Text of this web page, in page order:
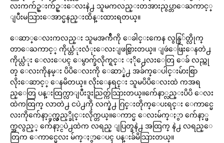
လးကက်ဥ္းက်ဥ္းေလးနဲ႕ သူမကလည္းတအားညွပ္တာေႀကာင့္
ျပီးမသြားေအာင္မနည္းထိန္းထားရတယ္။
ေဆာ္ေလးကလည္း သူမအက်ီကို ေခါင္းကေန လွန္ခြ်တ္လိုက္
တာေႀကာင့္ ကိုယ္တံုးလံုးေလးျဖစ္သြားတယ္။ ျဖဴေဖြးေနတဲ႕
ကိုယ္လံုး ေလးေပၚ ေမွာက္ခ်လိုက္ရင္း ႏို႕ေလးေတြ ေခ် လည္ကု
တ္ ေလးကိုနမ္း ပိပိေလးကို ေဆာ္နဲ႕ အခ်က္ေပါင္းမ်ားစြာ
လိုးေဆာင့္ ေနမိတယ္။ လိုးေနရင္း သူမပိပိေလးထဲ ကအရ
ည္ေတြ ပန္းထြက္လာျပီးဒူးညြတ္က်သြားတယ္။က်ေနာ္လည္းပိပိ ေလး
ထဲကထြက္ လာတဲ႕ ငပဲ႕ကို လက္နဲ႕ ဂြင္းတိုက္ေပးရင္း ေကာင္မေ
လးကိုက်ေနာ့္ဖက္လွည့္ခိုင္းလိုက္တယ္။ေကာင္မ ေလးမ်က္ႏွာ က်ေနာ့္ဖ
က္အလွည့္ က်ေနာ့္ငပဲ႕ထဲက လရည္ ျပြတ္ခနဲ႕ အထြက္ နဲ႕ လရည္ေ
တြက ေကာင္မေလး မ်က္ႏွာေပၚ ပန္းခ်မိသြားတယ္။